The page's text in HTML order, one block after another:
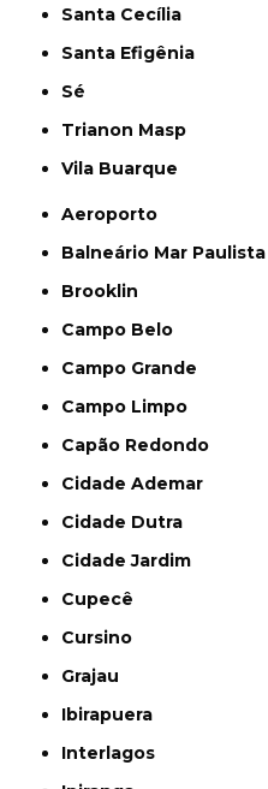
Santa Cecília
Santa Efigênia
Sé
Trianon Masp
Vila Buarque
Aeroporto
Balneário Mar Paulista
Brooklin
Campo Belo
Campo Grande
Campo Limpo
Capão Redondo
Cidade Ademar
Cidade Dutra
Cidade Jardim
Cupecê
Cursino
Grajau
Ibirapuera
Interlagos